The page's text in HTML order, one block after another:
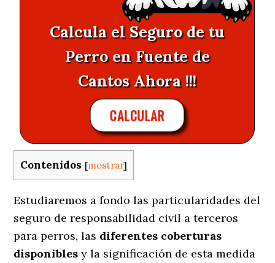
Calcula el Seguro de tu
Perro en Fuente de
Cantos Ahora !!!
CALCULAR
Contenidos [mostrar]
Estudiaremos a fondo las particularidades del
seguro de responsabilidad civil a terceros
para perros, las diferentes coberturas
disponibles y la significación de esta medida